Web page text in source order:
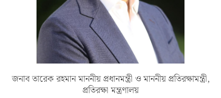
জনাব তারেক রহমান মাননীয় প্রধানমন্ত্রী ও মাননীয় প্রতিরক্ষামন্ত্রী,
প্রতিরক্ষা মন্ত্রণালয়